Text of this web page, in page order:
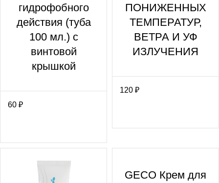
гидрофобного
действия (туба
100 мл.) с
винтовой
крышкой
60 ₽
ПОНИЖЕННЫХ
ТЕМПЕРАТУР,
ВЕТРА И УФ
ИЗЛУЧЕНИЯ
120 ₽
GECO Крем для